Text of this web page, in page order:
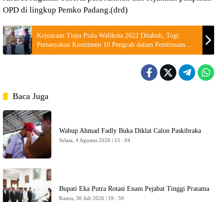
OPD di lingkup Pemko Padang.(drd)
Kejuaraan Tinju Piala Walikota 2022 Ditabuh, Togi:
Pertanyakan Komitmen 10 Pengcab dalam Pembinaan
Cabor Tinju
Baca Juga
Wabup Ahmad Fadly Buka Diklat Calon Paskibraka
Selasa, 4 Agustus 2026 | 15 : 04
Bupati Eka Putra Rotasi Enam Pejabat Tinggi Pratama
Kamis, 30 Juli 2026 | 19 : 59